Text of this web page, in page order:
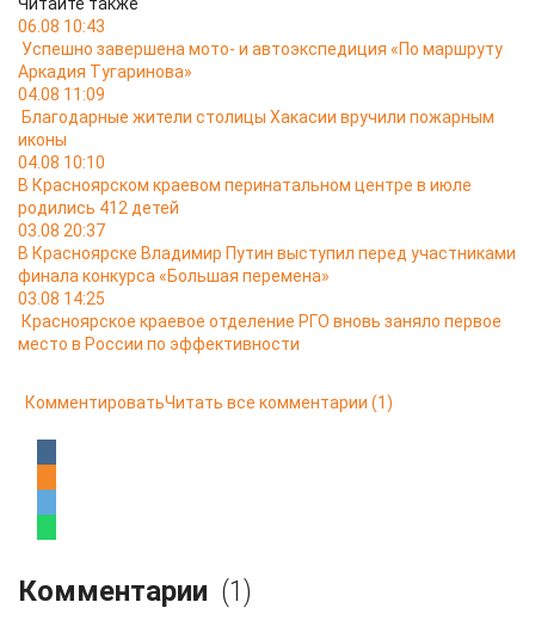
06.08 10:43
Успешно завершена мото- и автоэкспедиция «По маршруту
Аркадия Тугаринова»
04.08 11:09
Благодарные жители столицы Хакасии вручили пожарным
иконы
04.08 10:10
В Красноярском краевом перинатальном центре в июле
родились 412 детей
03.08 20:37
В Красноярске Владимир Путин выступил перед участниками
финала конкурса «Большая перемена»
03.08 14:25
Красноярское краевое отделение РГО вновь заняло первое
место в России по эффективности
КомментироватьЧитать все комментарии (1)
Комментарии (1)